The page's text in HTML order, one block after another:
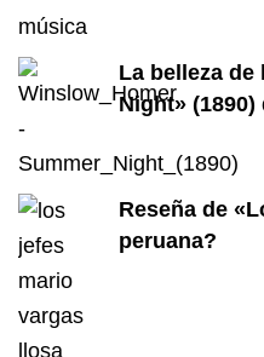
La belleza de
Night»
Reseña de
peruana?